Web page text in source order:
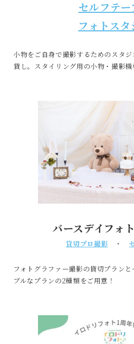
セルフテー
フォトスタ
小物をご自身で撮影するためのスタ
貸し。スタイリング用の小物・撮影機
バースデイフォ
貸切プロ撮影 ・
フォトグラファー撮影の貸切プラン
ブルなプランの2種類をご用意！